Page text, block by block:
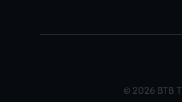
© 2026 BTB